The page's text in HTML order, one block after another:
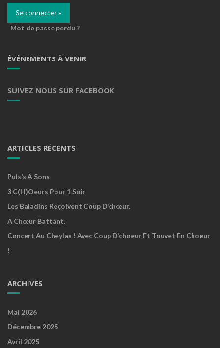
Mot de passe perdu ?
ÉVÉNEMENTS À VENIR
SUIVEZ NOUS SUR FACEBOOK
ARTICLES RÉCENTS
Puls’s À Sons
3 C(h)oeurs Pour 1 Soir
Les Baladins Reçoivent Coup D’chœur.
A Chœur Battant.
Concert Au Cheylas ! Avec Coup D’choeur Et Touvet En Choeur
!
ARCHIVES
Mai 2026
Décembre 2025
Avril 2025